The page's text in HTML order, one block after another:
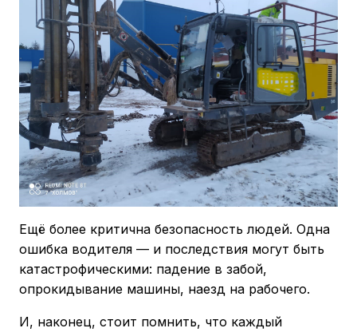
Ещё более критична безопасность людей. Одна
ошибка водителя — и последствия могут быть
катастрофическими: падение в забой,
опрокидывание машины, наезд на рабочего.
И, наконец, стоит помнить, что каждый